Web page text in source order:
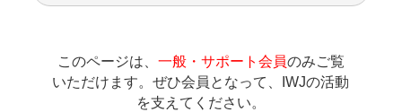
このページは、 一般・サポート会員のみご覧
いただけます。ぜひ会員となって、IWJの活動
を支えてください。